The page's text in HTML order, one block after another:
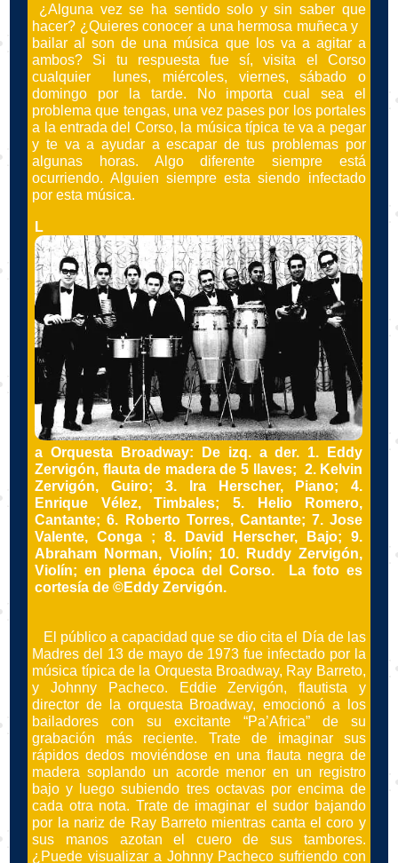
¿Alguna vez se ha sentido solo y sin saber que
hacer? ¿Quieres conocer a una hermosa muñeca y
bailar al son de una música que los va a agitar a
ambos? Si tu respuesta fue sí, visita el Corso
cualquier lunes, miércoles, viernes, sábado o
domingo por la tarde. No importa cual sea el
problema que tengas, una vez pases por los portales
a la entrada del Corso, la música típica te va a pegar
y te va a ayudar a escapar de tus problemas por
algunas horas. Algo diferente siempre está
ocurriendo. Alguien siempre esta siendo infectado
por esta música.
L
a Orquesta Broadway: De izq. a der. 1. Eddy
Zervigón, flauta de madera de 5 llaves; 2. Kelvin
Zervigón, Guiro; 3. Ira Herscher, Piano; 4.
Enrique Vélez, Timbales; 5. Helio Romero,
Cantante; 6. Roberto Torres, Cantante; 7. Jose
Valente, Conga ; 8. David Herscher, Bajo; 9.
Abraham Norman, Violín; 10. Ruddy Zervigón,
Violín; en plena época del Corso. La foto es
cortesía de ©Eddy Zervigón.
El público a capacidad que se dio cita el Día de las
Madres del 13 de mayo de 1973 fue infectado por la
música típica de la Orquesta Broadway, Ray Barreto,
y Johnny Pacheco. Eddie Zervigón, flautista y
director de la orquesta Broadway, emocionó a los
bailadores con su excitante “Pa’Africa” de su
grabación más reciente. Trate de imaginar sus
rápidos dedos moviéndose en una flauta negra de
madera soplando un acorde menor en un registro
bajo y luego subiendo tres octavas por encima de
cada otra nota. Trate de imaginar el sudor bajando
por la nariz de Ray Barreto mientras canta el coro y
sus manos azotan el cuero de sus tambores.
¿Puede visualizar a Johnny Pacheco sufriendo con